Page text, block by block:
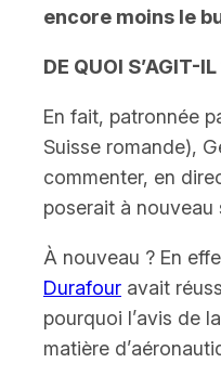
encore moins le
DE QUOI S’AGIT-IL
En fait, patronnée
Suisse romande),
commenter, en
poserait à
À nouveau ? En
Durafour avait
pourquoi l’avis de
matière